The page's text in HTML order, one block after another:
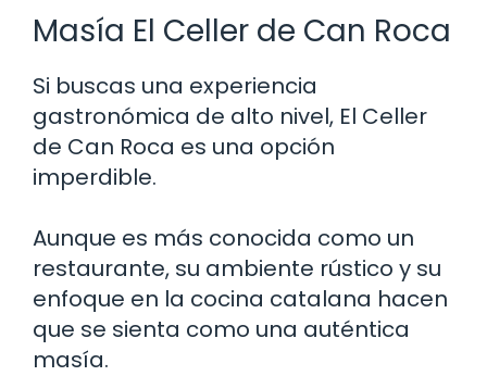
Masía El Celler de Can Roca
Si buscas una experiencia
gastronómica de alto nivel, El Celler
de Can Roca es una opción
imperdible.
Aunque es más conocida como un
restaurante, su ambiente rústico y su
enfoque en la cocina catalana hacen
que se sienta como una auténtica
masía.